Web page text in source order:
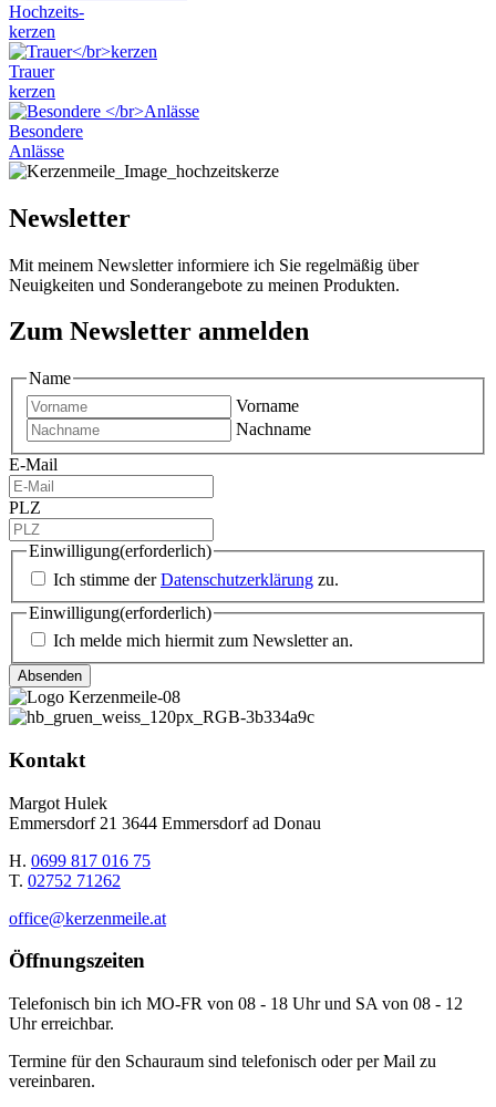
Hochzeits-
kerzen
Trauer
kerzen
Besondere
Anlässe
Newsletter
Mit meinem Newsletter informiere ich Sie regelmäßig über
Neuigkeiten und Sonderangebote zu meinen Produkten.
Zum Newsletter anmelden
Name
Vorname
Nachname
E-Mail
PLZ
Einwilligung(erforderlich)
Ich stimme derDatenschutzerklärung zu.
Einwilligung(erforderlich)
Ich melde mich hiermit zum Newsletter an.
Kontakt
Margot Hulek
Emmersdorf 21 3644 Emmersdorf ad Donau
H. 0699 817 016 75
T. 02752 71262
office@kerzenmeile.at
Öffnungszeiten
Telefonisch bin ich MO-FR von 08 - 18 Uhr und SA von 08 - 12
Uhr erreichbar.
Termine für den Schauraum sind telefonisch oder per Mail zu
vereinbaren.